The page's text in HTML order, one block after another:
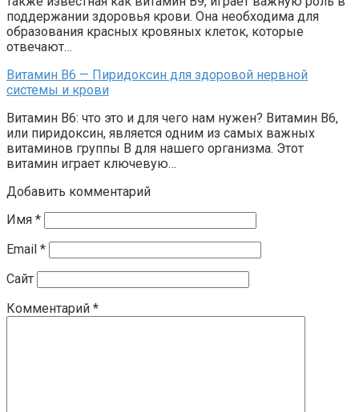
поддержании здоровья крови. Она необходима для
образования красных кровяных клеток, которые
отвечают…
Витамин В6 — Пиридоксин для здоровой нервной
системы и крови
Витамин В6: что это и для чего нам нужен? Витамин В6,
или пиридоксин, является одним из самых важных
витаминов группы В для нашего организма. Этот
витамин играет ключевую…
Добавить комментарий
Имя *
Email *
Сайт
Комментарий *